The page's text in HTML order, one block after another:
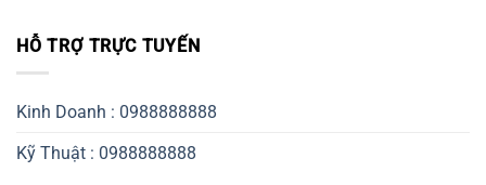
HỖ TRỢ TRỰC TUYẾN
Kinh Doanh : 0988888888
Kỹ Thuật : 0988888888